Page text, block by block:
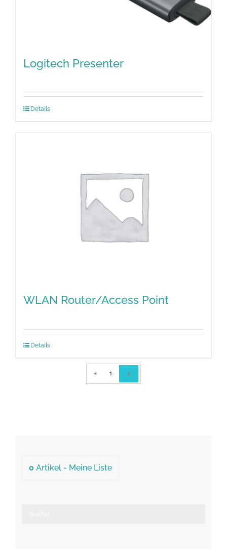
Logitech Presenter
Details
WLAN Router/Access Point
Details
« 1 2
0 Artikel - Meine Liste